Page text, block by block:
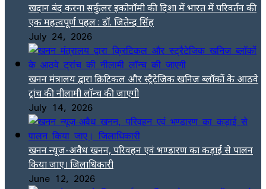
खदान बंद करना सर्कुलर इकोनॉमी की दिशा में भारत में परिवर्तन की
एक महत्वपूर्ण पहल : डॉ. जितेन्द्र सिंह
July 24, 2026
खनन मंत्रालय द्वारा क्रिटिकल और स्ट्रैटेजिक खनिज ब्लॉकों के आठवे
ट्रांच की नीलामी लॉन्च की जाएगी
July 14, 2026
खनन न्यूज-अवैध खनन, परिवहन एवं भण्डारण का कड़ाई से पालन
किया जाए। जिलाधिकारी
June 12, 2026